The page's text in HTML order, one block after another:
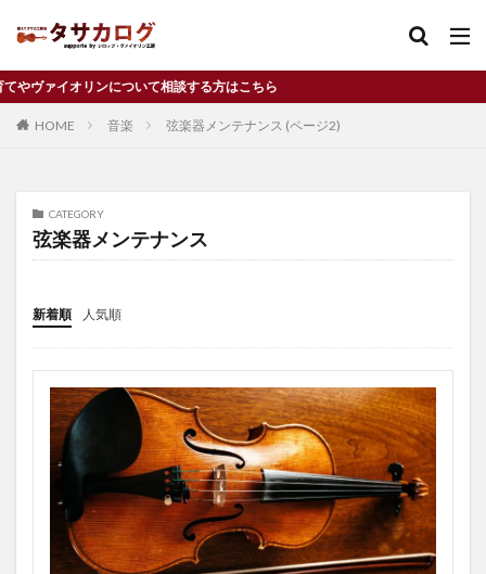
て相談する方はこちら
HOME 音楽 弦楽器メンテナンス (ページ2)
CATEGORY
弦楽器メンテナンス
新着順 人気順
バイオリン 習い事 独立 コンクール
カテゴリー
タグ
Cremona f孔 f字孔
アルコールニス
ウィーンフィル
ジブリ
チャンス
ディーンフジオカ
デメリット
ドラマ ニス
バイオリニスト
バイオリン工房
パフリング
ピアノ
ピチカート
マインドアップ
マインドセット
メリット
メンテナンス
三朝バイオリン美術館
上手 両方
事実